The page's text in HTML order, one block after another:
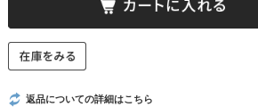
返品についての詳細はこちら